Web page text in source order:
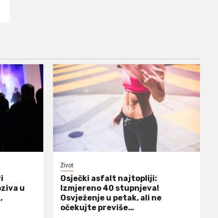
u
Život
Osječki asfalt najtopliji:
Izmjereno 40 stupnjeva!
Osvježenje u petak, ali ne
očekujte previše…